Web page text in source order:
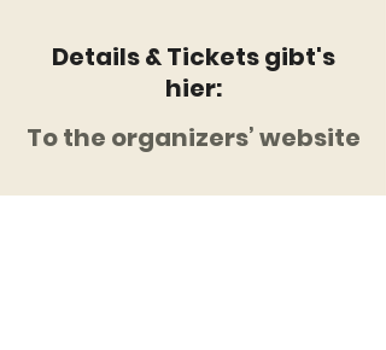
Details & Tickets gibt's
hier:
To the organizers’ website